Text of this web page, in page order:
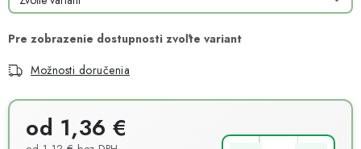
Ako získať lepšie ceny?
Moja objednávka
Možnosti doručenia
od 1,36 €